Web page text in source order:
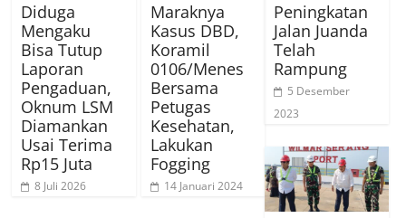
Diduga
Mengaku
Bisa Tutup
Laporan
Pengaduan,
Oknum LSM
Diamankan
Usai Terima
Rp15 Juta
8 Juli 2026
Maraknya
Kasus DBD,
Koramil
0106/Menes
Bersama
Petugas
Kesehatan,
Lakukan
Fogging
14 Januari 2024
Peningkatan
Jalan Juanda
Telah
Rampung
5 Desember
2023